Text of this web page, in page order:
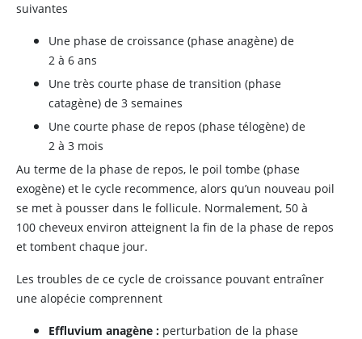
suivantes
Une phase de croissance (phase anagène) de
2 à 6 ans
Une très courte phase de transition (phase
catagène) de 3 semaines
Une courte phase de repos (phase télogène) de
2 à 3 mois
Au terme de la phase de repos, le poil tombe (phase
exogène) et le cycle recommence, alors qu’un nouveau poil
se met à pousser dans le follicule. Normalement, 50 à
100 cheveux environ atteignent la fin de la phase de repos
et tombent chaque jour.
Les troubles de ce cycle de croissance pouvant entraîner
une alopécie comprennent
Effluvium anagène : perturbation de la phase